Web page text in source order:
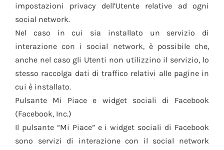
impostazioni privacy dell’Utente relative ad ogni
social network.
Nel caso in cui sia installato un servizio di
interazione con i social network, è possibile che,
anche nel caso gli Utenti non utilizzino il servizio, lo
stesso raccolga dati di traffico relativi alle pagine in
cui è installato.
Pulsante Mi Piace e widget sociali di Facebook
(Facebook, Inc.)
Il pulsante “Mi Piace” e i widget sociali di Facebook
sono servizi di interazione con il social network